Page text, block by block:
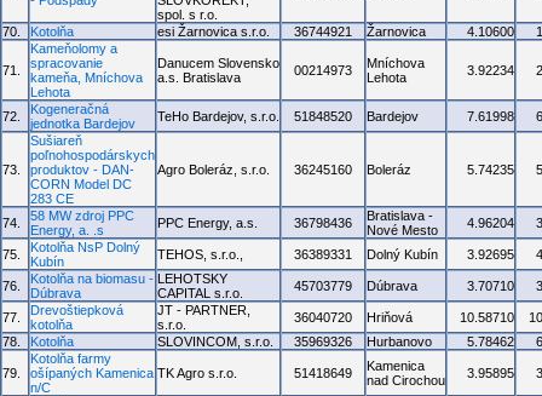
spol. s r.o.
70. Kotolňa esi Žarnovica s.r.o. 36744921 Žarnovica 4.10600
71.
Kameňolomy a
spracovanie
kameňa, Mníchova
Lehota
Danucem Slovensko
a.s. Bratislava
00214973
Mníchova
Lehota
3.92234
72.
Kogeneračná
jednotka Bardejov
TeHo Bardejov, s.r.o. 51848520 Bardejov 7.61998
73.
Sušiareň
poľnohospodárskych
produktov - DAN-
CORN Model DC
283 CE
Agro Boleráz, s.r.o. 36245160 Boleráz 5.74235
74.
58 MW zdroj PPC
Energy, a. .s
PPC Energy, a.s. 36798436
Bratislava -
Nové Mesto
4.96204
75.
Kotolňa NsP Dolný
Kubín
TEHOS, s.r.o., 36389331 Dolný Kubín 3.92695
76.
Kotolňa na biomasu -
Dúbrava
LEHOTSKY
CAPITAL s.r.o.
45703779 Dúbrava 3.70710
77.
Drevoštiepková
kotolňa
JT - PARTNER,
s.r.o.
36040720 Hriňová 10.58710
78.
Kotolňa SLOVINCOM, s.r.o. 35969326 Hurbanovo 5.78462
79.
Kotolňa farmy
ošípaných Kamenica
n/C
TK Agro s.r.o. 51418649
Kamenica
nad Cirochou
3.95895